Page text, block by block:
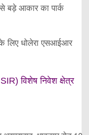
बड़े आकार का पार्क
के लिए धोलेरा एसआईआर
विशेष निवेश क्षेत्र